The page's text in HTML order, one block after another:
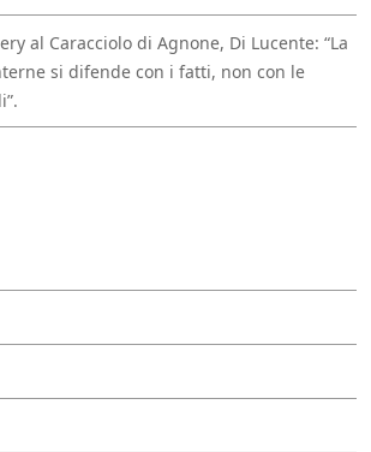
al Caracciolo di Agnone, Di Lucente: “La
si difende con i fatti, non con le